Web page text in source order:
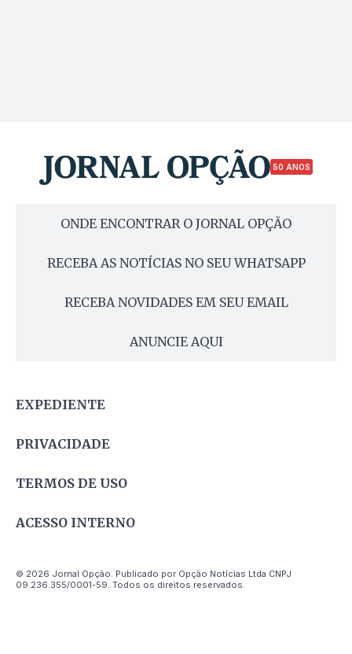
50 ANOS
ONDE ENCONTRAR O JORNAL OPÇÃO
RECEBA AS NOTÍCIAS NO SEU WHATSAPP
RECEBA NOVIDADES EM SEU EMAIL
ANUNCIE AQUI
EXPEDIENTE
PRIVACIDADE
TERMOS DE USO
ACESSO INTERNO
© 2026 Jornal Opção. Publicado por Opção Notícias Ltda CNPJ
09.236.355/0001-59. Todos os direitos reservados.